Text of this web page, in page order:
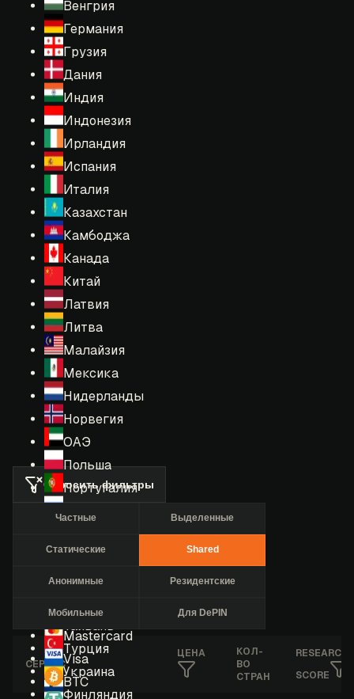
Венгрия
Германия
Грузия
Дания
Индия
Индонезия
Ирландия
Испания
Италия
Казахстан
Камбоджа
Канада
Китай
Латвия
Литва
Малайзия
Мексика
Нидерланды
Норвегия
ОАЭ
Польша
Португалия
США
Сингапур
Турция
Украина
Финляндия
Mastercard
Visa
BTC
Сбросить фильтры
Частные Выделенные
Статические Shared
Анонимные Резидентские
Мобильные Для DePIN
СЕРВИС
ЦЕНА
КОЛ-
ВО
СТРАН
SCORE